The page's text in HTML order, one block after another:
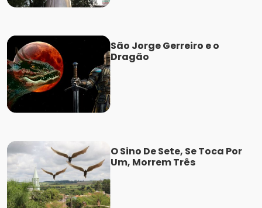
São Jorge Gerreiro e o
Dragão
O Sino De Sete, Se Toca Por
Um, Morrem Três